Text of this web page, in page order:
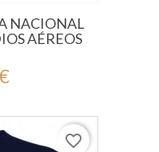
NACIONAL
AÉREOS
favorite_border